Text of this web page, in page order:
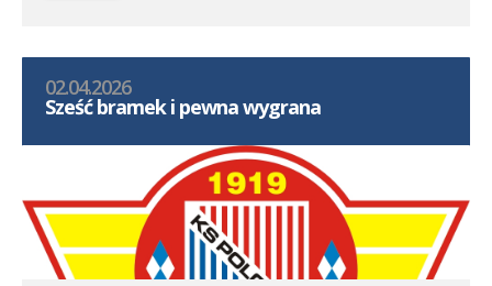
02.04.2026
Sześć bramek i pewna wygrana